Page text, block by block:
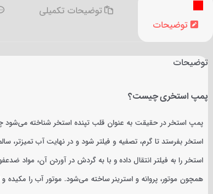
توضیحات
توضیحات تکمیلی
توضیحات
پمپ استخری چیست؟
پمپ استخر در حقیقت به عنوان قلب تپنده استخر شناخته می‌شود
استخر بفرستد تا گرم، تصفیه و فیلتر شود و در نهایت آب تمیزتر،
استخر را به فیلتر انتقال داده و با به گردش در آوردن آن، مواد
همچون موتور، پروانه و استرینر ساخته می‌شود. موتور آب را مکیده